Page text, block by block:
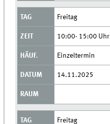
Freitag
10:00- 15:00 Uhr
Einzeltermin
14.11.2025
Freitag